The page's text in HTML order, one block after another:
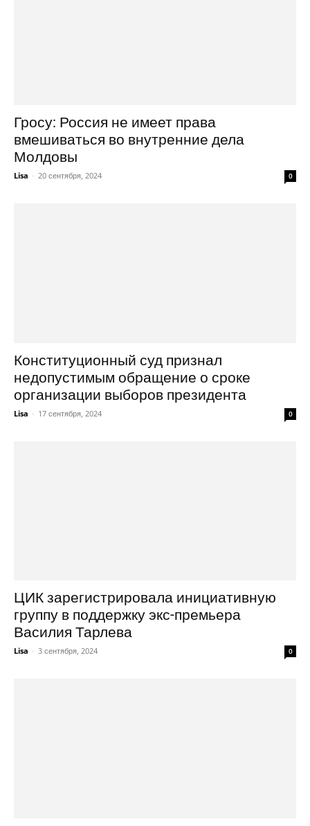
Гросу: Россия не имеет права
вмешиваться во внутренние дела
Молдовы
Lisa - 20 сентября, 2024 0
Конституционный суд признал
недопустимым обращение о сроке
организации выборов президента
Lisa - 17 сентября, 2024 0
ЦИК зарегистрировала инициативную
группу в поддержку экс-премьера
Василия Тарлева
Lisa - 3 сентября, 2024 0